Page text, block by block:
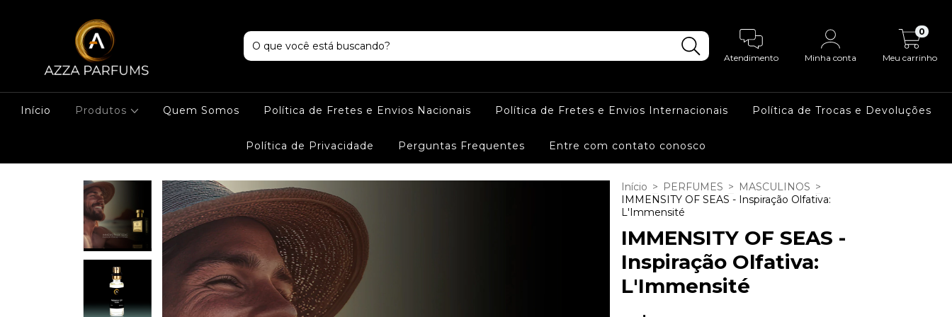
Atendimento Minha conta Meu carrinho
0
Início Produtos Quem Somos Política de Fretes e Envios Nacionais Política de Fretes e Envios Internacionais Política de Trocas e Devoluções
Política de Privacidade Perguntas Frequentes Entre com contato conosco
Início > PERFUMES > MASCULINOS >
IMMENSITY OF SEAS - Inspiração Olfativa:
L'Immensité
IMMENSITY OF SEAS -
Inspiração Olfativa:
L'Immensité